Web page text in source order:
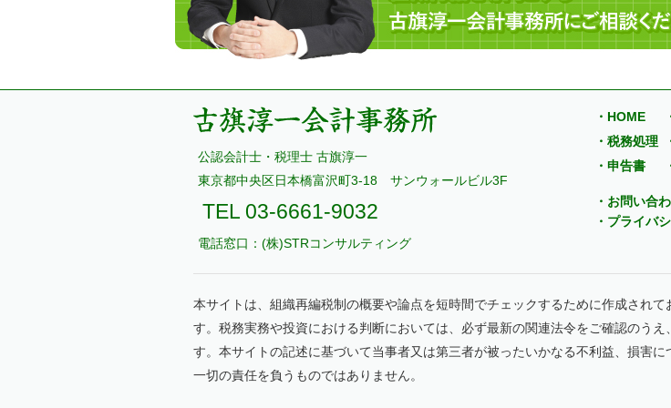
古
旗
会
計
公認会計士・税理士 古旗淳一
東京都中央区日本橋富沢町3-18 サンウォールビル3F
TEL 03-6661-9032
電話窓口：(株)STRコンサルティング
・HOME
・税務処理
・申告書
・お問い合
・プライバ
本サイトは、組織再編税制の概要や論点を短時間でチェックするために作成され
す。税務実務や投資における判断においては、必ず最新の関連法令をご確認のう
す。本サイトの記述に基づいて当事者又は第三者が被ったいかなる不利益、損害
一切の責任を負うものではありません。